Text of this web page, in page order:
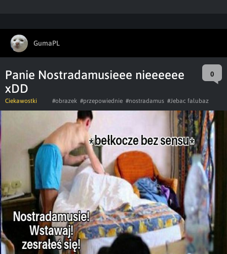
GumaPL
Panie Nostradamusieee nieeeeee
xDD
0
Ciekawostki #obrazek #przepowiednie #nostradamus #Jebac falubaz